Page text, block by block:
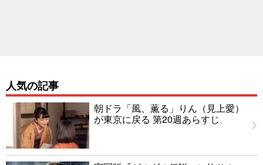
人気の記事
朝ドラ「風、薫る」りん（見上愛）
が東京に戻る 第20週あらすじ